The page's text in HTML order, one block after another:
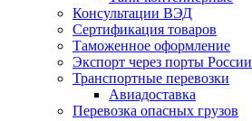
Консультации ВЭД
Сертификация товаров
Таможенное оформление
Экспорт через порты России
Транспортные перевозки
Авиадоставка
Перевозка опасных грузов